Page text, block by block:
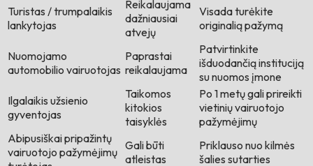
Turistas / trumpalaikis
lankytojas
Reikalaujama
dažniausiai
atvejų
Visada turėkite
originalią pažymą
Nuomojamo
automobilio vairuotojas
Paprastai
reikalaujama
Patvirtinkite
išduodančią instituciją
su nuomos įmone
Ilgalaikis užsienio
gyventojas
Taikomos
kitokios
taisyklės
Po 1 metų gali prireikti
vietinių vairuotojo
pažymėjimų
Abipusiškai pripažintų
vairuotojo pažymėjimų Gali būti
atleistas
Priklauso nuo kilmės
šalies sutarties